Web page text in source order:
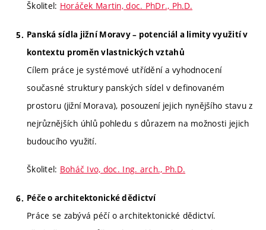
Školitel: Horáček Martin, doc. PhDr., Ph.D.
Panská sídla jižní Moravy – potenciál a limity využití v
kontextu proměn vlastnických vztahů
Cílem práce je systémové utřídění a vyhodnocení
současné struktury panských sídel v definovaném
prostoru (jižní Morava), posouzení jejich nynějšího stavu z
nejrůznějších úhlů pohledu s důrazem na možnosti jejich
budoucího využití.
Školitel: Boháč Ivo, doc. Ing. arch., Ph.D.
Péče o architektonické dědictví
Práce se zabývá péčí o architektonické dědictví.